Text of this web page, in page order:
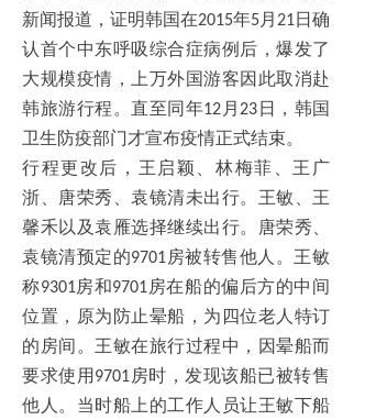
新闻报道，证明韩国在2015年5月 21日确
认首个中东呼吸综合症病例后，爆发了
大规模疫情，上万外国游客因此取消赴
韩旅游行程。直至同年12 月 23 日，韩国
卫生防疫部门才宣布疫情正式结束。
行程更改后，王启颖、林梅菲、王广
浙、唐荣秀、袁镜清未出行。王敏、王
馨禾以及袁雁选择继续出行。唐荣秀、
袁镜清预定的9701房被转售他人。王敏
称9301房和9701房在船的偏后方的中间
位置，原为防止晕船，为四位老人特订
的房间。王敏在旅行过程中，因晕船而
要求使用 9701房时，发现该船已被转售
他人。当时船上的工作人员让王敏下船